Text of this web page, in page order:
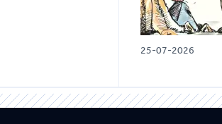
25-07-2026